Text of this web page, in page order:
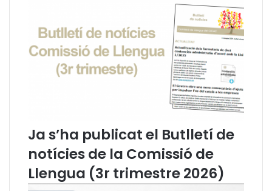
a
n
O
g
à
n
Ja s’ha publicat el Butlletí de
notícies de la Comissió de
Llengua (3r trimestre 2026)